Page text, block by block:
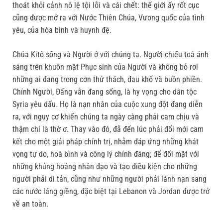
thoát khỏi cảnh nô lệ tội lỗi và cái chết: thế giới ấy rốt cục
cũng được mở ra với Nước Thiên Chúa, Vương quốc của tình
yêu, của hòa bình và huynh đệ.
Chúa Kitô sống và Người ở với chúng ta. Người chiếu toả ánh
sáng trên khuôn mặt Phục sinh của Người và không bỏ rơi
những ai đang trong cơn thử thách, đau khổ và buồn phiền.
Chính Người, Đấng vẫn đang sống, là hy vọng cho dân tộc
Syria yêu dấu. Họ là nạn nhân của cuộc xung đột đang diễn
ra, với nguy cơ khiến chúng ta ngày càng phải cam chịu và
thậm chí là thờ ơ. Thay vào đó, đã đến lúc phải đổi mới cam
kết cho một giải pháp chính trị, nhằm đáp ứng những khát
vọng tự do, hoà bình và công lý chính đáng; để đối mặt với
những khủng hoảng nhân đạo và tạo điều kiện cho những
người phải di tản, cũng như những người phải lánh nạn sang
các nước láng giềng, đặc biệt tại Lebanon và Jordan được trở
về an toàn.